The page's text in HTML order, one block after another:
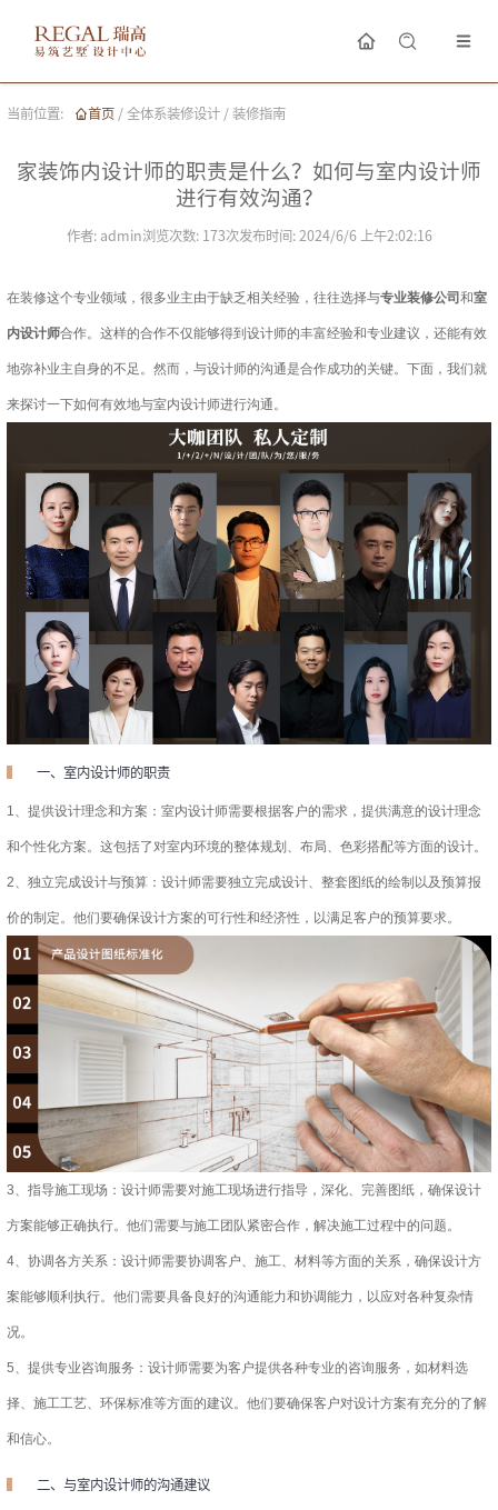
当前位置: 首页 / 全体系装修设计 / 装修指南
家装饰内设计师的职责是什么？如何与室内设计师
进行有效沟通？
作者: admin浏览次数: 173次发布时间: 2024/6/6 上午2:02:16
在装修这个专业领域，很多业主由于缺乏相关经验，往往选择与专业装修公司和室
内设计师合作。这样的合作不仅能够得到设计师的丰富经验和专业建议，还能有效
地弥补业主自身的不足。然而，与设计师的沟通是合作成功的关键。下面，我们就
来探讨一下如何有效地与室内设计师进行沟通。
一、室内设计师的职责
1、提供设计理念和方案：室内设计师需要根据客户的需求，提供满意的设计理念
和个性化方案。这包括了对室内环境的整体规划、布局、色彩搭配等方面的设计。
2、独立完成设计与预算：设计师需要独立完成设计、整套图纸的绘制以及预算报
价的制定。他们要确保设计方案的可行性和经济性，以满足客户的预算要求。
3、指导施工现场：设计师需要对施工现场进行指导，深化、完善图纸，确保设计
方案能够正确执行。他们需要与施工团队紧密合作，解决施工过程中的问题。
4、协调各方关系：设计师需要协调客户、施工、材料等方面的关系，确保设计方
案能够顺利执行。他们需要具备良好的沟通能力和协调能力，以应对各种复杂情
况。
5、提供专业咨询服务：设计师需要为客户提供各种专业的咨询服务，如材料选
择、施工工艺、环保标准等方面的建议。他们要确保客户对设计方案有充分的了解
和信心。
二、与室内设计师的沟通建议